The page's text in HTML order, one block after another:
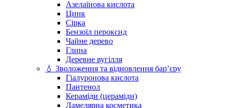
Азелаїнова кислота
Цинк
Сірка
Бензоїл пероксид
Чайне дерево
Глина
Деревне вугілля
💧 Зволоження та відновлення бар’єру
Гіалуронова кислота
Пантенол
Кераміди (цераміди)
Ламелярна косметика